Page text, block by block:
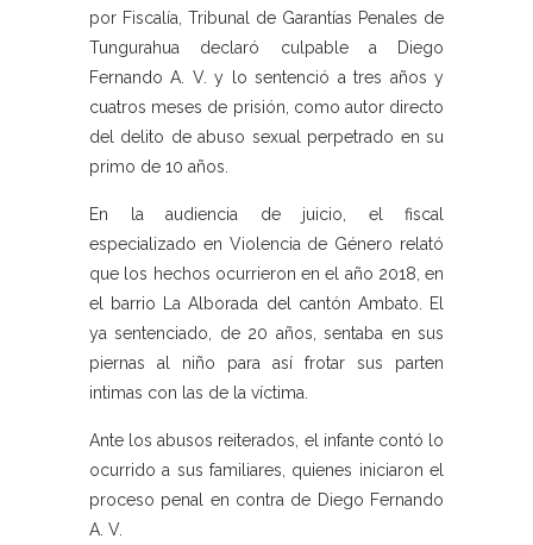
por Fiscalía, Tribunal de Garantías Penales de
Tungurahua declaró culpable a Diego
Fernando A. V. y lo sentenció a tres años y
cuatros meses de prisión, como autor directo
del delito de abuso sexual perpetrado en su
primo de 10 años.
En la audiencia de juicio, el fiscal
especializado en Violencia de Género relató
que los hechos ocurrieron en el año 2018, en
el barrio La Alborada del cantón Ambato. El
ya sentenciado, de 20 años, sentaba en sus
piernas al niño para así frotar sus parten
intimas con las de la víctima.
Ante los abusos reiterados, el infante contó lo
ocurrido a sus familiares, quienes iniciaron el
proceso penal en contra de Diego Fernando
A. V.